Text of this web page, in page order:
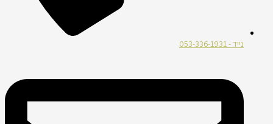
נייד - 053-336-1931